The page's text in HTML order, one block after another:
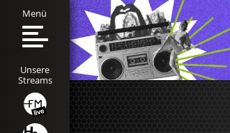
Menü
Unsere
Streams